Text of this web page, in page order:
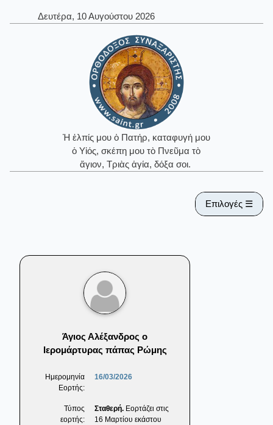
Δευτέρα, 10 Αυγούστου 2026
Ἡ ἐλπίς μου ὁ Πατήρ, καταφυγή μου
ὁ Υἱός, σκέπη μου τὸ Πνεῦμα τὸ
ἅγιον, Τριὰς ἁγία, δόξα σοι.
Επιλογές ☰
Άγιος Αλέξανδρος ο
Ιερομάρτυρας πάπας Ρώμης
Ημερομηνία
Εορτής:
16/03/2026
Τύπος
εορτής:
Σταθερή. Εορτάζει στις
16 Μαρτίου εκάστου